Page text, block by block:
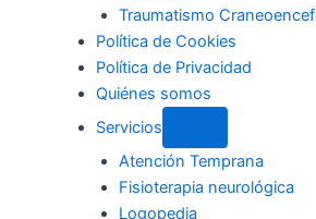
Traumatismo
Política de Cookies
Política de Privacidad
Quiénes somos
Servicios
Atención Temprana
Fisioterapia neurológica
Logopedia